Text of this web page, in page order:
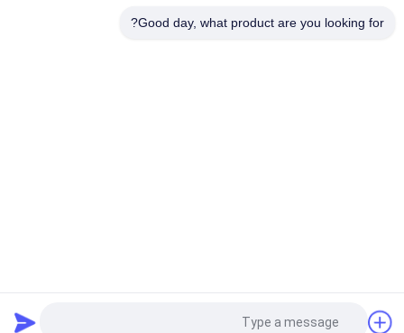
Good day, what product are you looking for?